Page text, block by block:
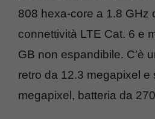
808 hexa-core a 1.8 GHz
connettività LTE Cat. 6 e
GB non espandibile. C’è
retro da 12.3 megapixel e
megapixel, batteria da